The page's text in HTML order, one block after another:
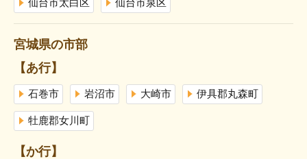
仙台市太白区 仙台市泉区
宮城県の市部
【あ行】
石巻市 岩沼市 大崎市 伊具郡丸森町
牡鹿郡女川町
【か行】